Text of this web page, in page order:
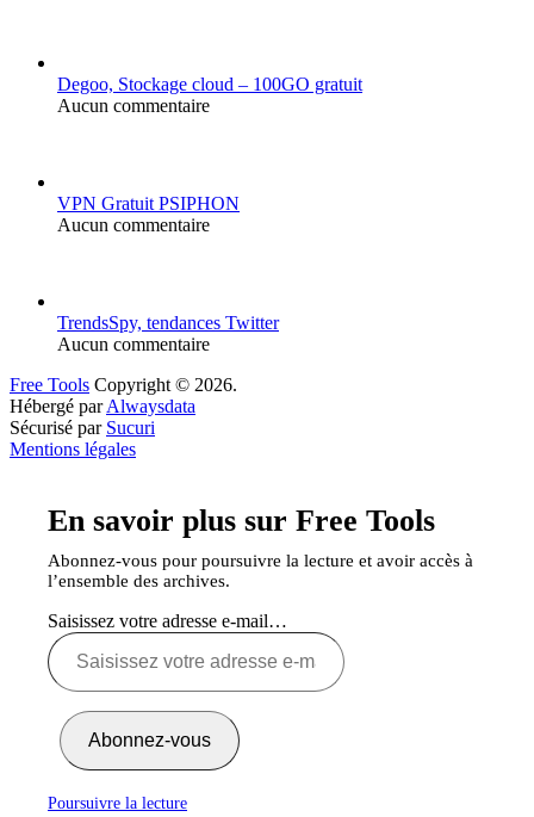
Degoo, Stockage cloud – 100GO gratuit
Aucun commentaire
VPN Gratuit PSIPHON
Aucun commentaire
TrendsSpy, tendances Twitter
Aucun commentaire
Free Tools Copyright © 2026.
Hébergé parAlwaysdata
Sécurisé par Sucuri
Mentions légales
En savoir plus sur Free Tools
Abonnez-vous pour poursuivre la lecture et avoir accès à
l’ensemble des archives.
Saisissez votre adresse e-mail…
Abonnez-vous
Poursuivre la lecture